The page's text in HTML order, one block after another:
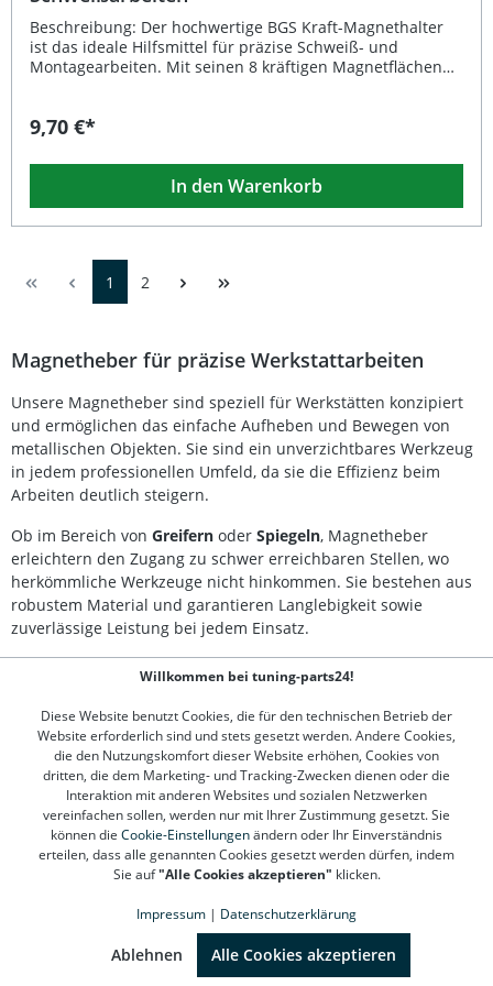
Beschreibung: Der hochwertige BGS Kraft-Magnethalter
ist das ideale Hilfsmittel für präzise Schweiß- und
Montagearbeiten. Mit seinen 8 kräftigen Magnetflächen
durchdachten Konstruktion lässt er sich doppelt nutzen
können Sie effizient und sauber arbeiten, ohne
zusätzliche Helfer oder Klemmen zu benötigen. Die
robuste Bauweise garantiert eine lange Lebensdauer,
während das kompakte Format für maximale Flexibilität
zuverlässigen Halt Präzises Arbeiten durch feste
Winkeleinstellungen von 45°, 90° und 135° Stabile
Metallausführung für lange Haltbarkeit Optimale
einsetzbar Lieferumfang: 1x BGS Kraft-Magnethalter
Bruttogewicht: 312 g)
9,70 €*
In den Warenkorb
1 2
Magnetheber für präzise Werkstattarbeiten
Unsere Magnetheber sind speziell für Werkstätten konzipiert
und ermöglichen das einfache Aufheben und Bewegen von
metallischen Objekten. Sie sind ein unverzichtbares Werkzeug
in jedem professionellen Umfeld, da sie die Effizienz beim
Arbeiten deutlich steigern.
Ob im Bereich von Greifern oder Spiegeln, Magnetheber
erleichtern den Zugang zu schwer erreichbaren Stellen, wo
herkömmliche Werkzeuge nicht hinkommen. Sie bestehen aus
robustem Material und garantieren Langlebigkeit sowie
zuverlässige Leistung bei jedem Einsatz.
Dank ihrer vielfältigen Einsatzmöglichkeiten sind Magnetheber
unterschiedlichen Modelle in unserem Shop, die sowohl für
Hobbybastler als auch für Profis geeignet sind. Ob für den
alltäglichen Gebrauch oder spezifische Anwendungen – bei uns
finden Sie den passenden Magnetheber, um Ihre
Arbeitsprozesse zu optimieren.
Willkommen bei tuning-parts24!
Diese Website benutzt Cookies, die für den technischen Betrieb der
Website erforderlich sind und stets gesetzt werden. Andere Cookies,
die den Nutzungskomfort dieser Website erhöhen, Cookies von
dritten, die dem Marketing- und Tracking-Zwecken dienen oder die
Interaktion mit anderen Websites und sozialen Netzwerken
vereinfachen sollen, werden nur mit Ihrer Zustimmung gesetzt. Sie
können die Cookie-Einstellungenändern oder Ihr Einverständnis
erteilen, dass alle genannten Cookies gesetzt werden dürfen, indem
Sie auf"Alle Cookies akzeptieren" klicken.
Impressum | Datenschutzerklärung
Ablehnen Alle Cookies akzeptieren
(4.78 / 5)
1310
Bewertungen bei: google.de, shopvote.de ⓘ
Informationen zur Echtheit der Bewertungen